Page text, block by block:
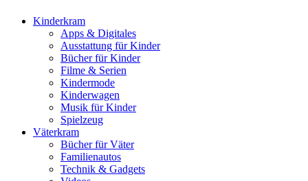
Kinderkram
Apps & Digitales
Ausstattung für Kinder
Bücher für Kinder
Filme & Serien
Kindermode
Kinderwagen
Musik für Kinder
Spielzeug
Väterkram
Bücher für Väter
Familienautos
Technik & Gadgets